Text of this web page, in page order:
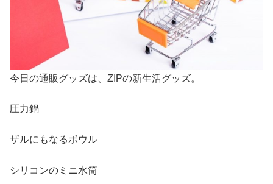
今日の通販グッズは、ZIPの新生活グッズ。
圧力鍋
ザルにもなるボウル
シリコンのミニ水筒